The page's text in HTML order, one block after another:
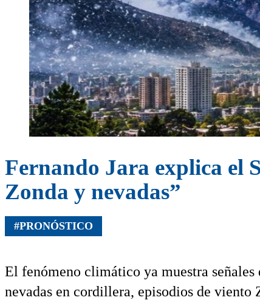
Fernando Jara explica el
Zonda y nevadas”
#PRONÓSTICO
El fenómeno climático ya muestra
nevadas en cordillera, episodios de viento